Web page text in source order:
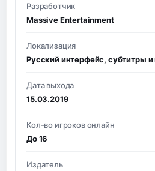
Разработчик
Massive Entertainment
Локализация
Русский интерфейс, субтитры и
Дата выхода
15.03.2019
Кол-во игроков онлайн
До 16
Издатель